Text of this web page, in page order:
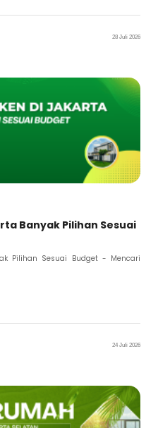
28 Juli 2026
Banyak Pilihan Sesuai
Pilihan Sesuai Budget - Mencari
24 Juli 2026